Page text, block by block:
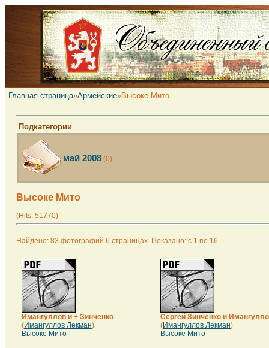
Главная страница»Армейские»Высоке Мито
Подкатегории
май 2008 (0)
Высоке Мито
(Hits: 51770)
Найдено: 83 фотографий 6 страницах. Показано: с 1 по 16.
Имангуллов и + Зинченко
(Имангуллов Лекман)
Высоке Мито
Сергей Зинченко и
(Имангуллов Лекман)
Высоке Мито